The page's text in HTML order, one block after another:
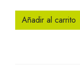
Añadir al carrito